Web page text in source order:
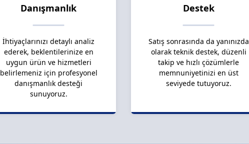
Danışmanlık
İhtiyaçlarınızı detaylı analiz
ederek, beklentilerinize en
uygun ürün ve hizmetleri
belirlemeniz için profesyonel
danışmanlık desteği
sunuyoruz.
Destek
Satış sonrasında da yanınızda
olarak teknik destek, düzenli
takip ve hızlı çözümlerle
memnuniyetinizi en üst
seviyede tutuyoruz.